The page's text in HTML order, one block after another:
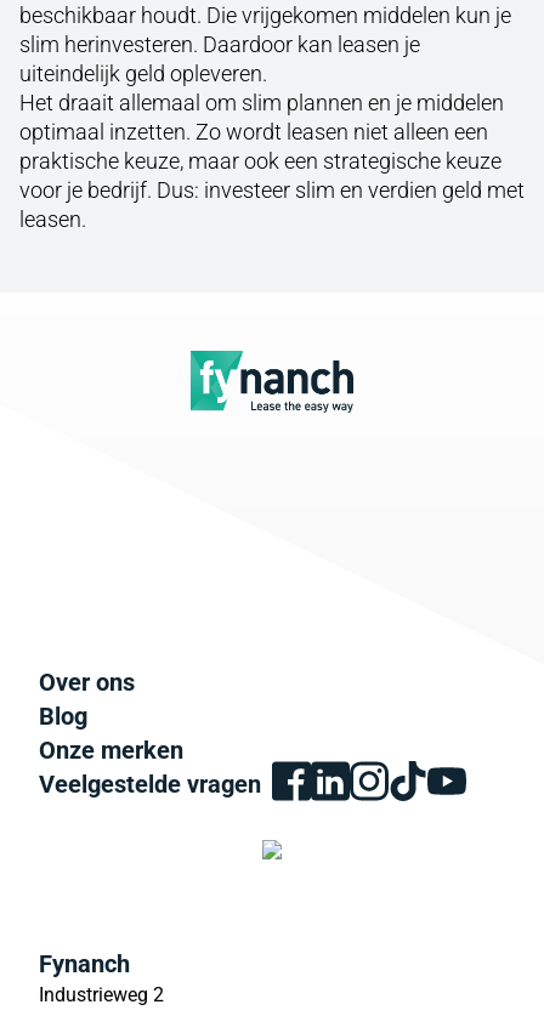
beschikbaar houdt. Die vrijgekomen middelen kun je
slim herinvesteren. Daardoor kan leasen je
uiteindelijk geld opleveren.
Het draait allemaal om slim plannen en je middelen
optimaal inzetten. Zo wordt leasen niet alleen een
praktische keuze, maar ook een strategische keuze
voor je bedrijf. Dus: investeer slim en verdien geld met
leasen.
Over ons
Blog
Onze merken
Veelgestelde vragen
Fynanch
Industrieweg 2